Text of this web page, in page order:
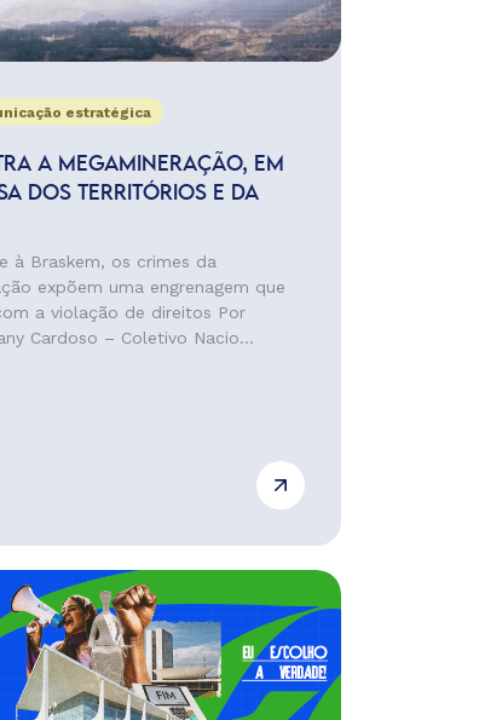
estratégica
A MEGAMINERAÇÃO, EM
DOS TERRITÓRIOS E DA
à Braskem, os crimes da
expõem uma engrenagem que
a violação de direitos Por
Cardoso – Coletivo Nacio...